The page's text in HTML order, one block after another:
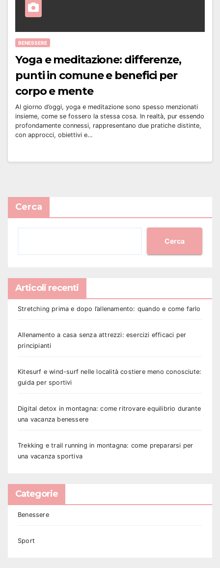
BENESSERE
Yoga e meditazione: differenze,
punti in comune e benefici per
corpo e mente
Al giorno d’oggi, yoga e meditazione sono spesso menzionati
insieme, come se fossero la stessa cosa. In realtà, pur essendo
profondamente connessi, rappresentano due pratiche distinte,
con approcci, obiettivi e…
Cerca
Cerca
Articoli recenti
Stretching prima e dopo l’allenamento: quando e come farlo
Allenamento a casa senza attrezzi: esercizi efficaci per
principianti
Kitesurf e wind-surf nelle località costiere meno conosciute:
guida per sportivi
Digital detox in montagna: come ritrovare equilibrio durante
una vacanza benessere
Trekking e trail running in montagna: come prepararsi per
una vacanza sportiva
Categorie
Benessere
Sport